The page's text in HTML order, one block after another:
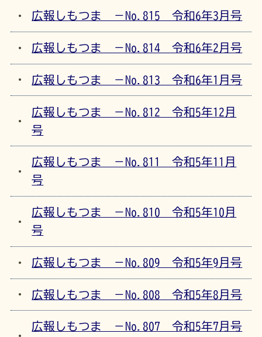
広報しもつま －No.815 令和6年3月号
広報しもつま －No.814 令和6年2月号
広報しもつま －No.813 令和6年1月号
広報しもつま －No.812 令和5年12月
号
広報しもつま －No.811 令和5年11月
号
広報しもつま －No.810 令和5年10月
号
広報しもつま －No.809 令和5年9月号
広報しもつま －No.808 令和5年8月号
広報しもつま －No.807 令和5年7月号